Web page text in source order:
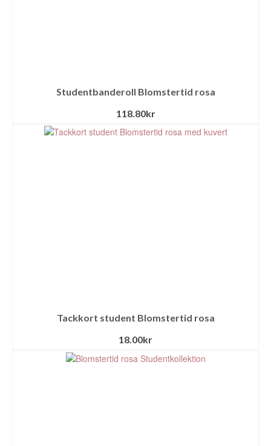
Studentbanderoll Blomstertid rosa
118.80kr
Tackkort student Blomstertid rosa
18.00kr